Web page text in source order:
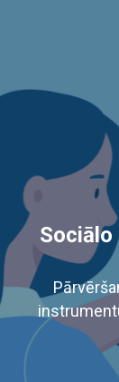
Sociālo